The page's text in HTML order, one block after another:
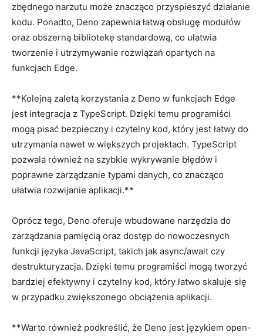
zbędnego narzutu może ‌znacząco przyspieszyć działanie
kodu. Ponadto, Deno zapewnia łatwą obsługę modułów
oraz obszerną ​bibliotekę‌ standardową, co ‌ułatwia
tworzenie i utrzymywanie rozwiązań opartych na
funkcjach Edge.
**Kolejną zaletą korzystania ‍z Deno​ w funkcjach Edge
jest integracja z ‍TypeScript. Dzięki temu programiści
mogą⁢ pisać bezpieczny i​ czytelny kod, ⁤który⁤ jest⁣ łatwy do
utrzymania nawet w większych⁢ projektach. TypeScript
pozwala również na szybkie wykrywanie błędów i
‌poprawne zarządzanie typami ‍danych, ‌co znacząco
ułatwia rozwijanie ⁣aplikacji.**
Oprócz‍ tego,‌ Deno oferuje wbudowane narzędzia‌ do
‍zarządzania pamięcią⁤ oraz dostęp do nowoczesnych
funkcji języka‌ JavaScript, takich jak async/await czy
destrukturyzacja.⁢ Dzięki temu programiści mogą tworzyć
bardziej​ efektywny i czytelny kod, ⁣który łatwo skaluje się
w ⁢przypadku zwiększonego obciążenia aplikacji.
**Warto również podkreślić,⁣ że ​Deno jest językiem open-